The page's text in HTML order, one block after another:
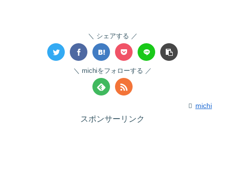
シェアする
michiをフォローする
michi
スポンサーリンク